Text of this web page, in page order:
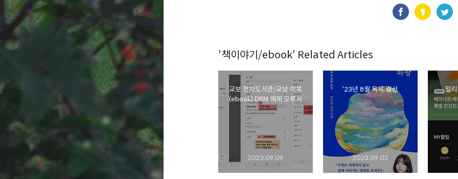
'책이야기/ebook' Related Articles
교보 전자도서관/교보 이북
(ebook) DRM 해제 오류시
2023.09.09
'23년 8월 독서 결산
2023.09.03
밀